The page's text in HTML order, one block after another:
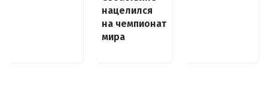
нацелился
на чемпионат
мира